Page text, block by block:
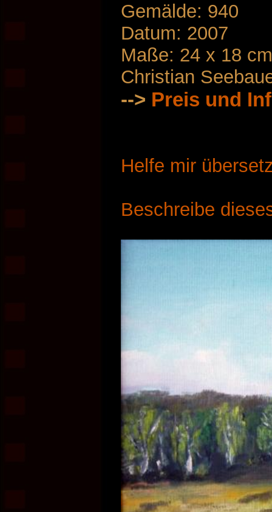
Gemälde: 940
Datum: 2007
Maße: 24 x 18 cm
Christian
--> Preis und
Helfe mir
Beschreibe